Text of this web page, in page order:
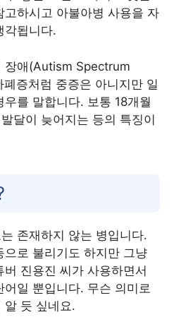
고하시고 아불아병 사용을 자
각됩니다.
장애(Autism Spectrum
증처럼 중증은 아니지만 일
를 말합니다. 보통 18개월
달이 늦어지는 등의 특징이
존재하지 않는 병입니다.
으로 불리기도 하지만 그냥
진용진 씨가 사용하면서
일 뿐입니다. 무슨 의미로
알 듯 싶네요.